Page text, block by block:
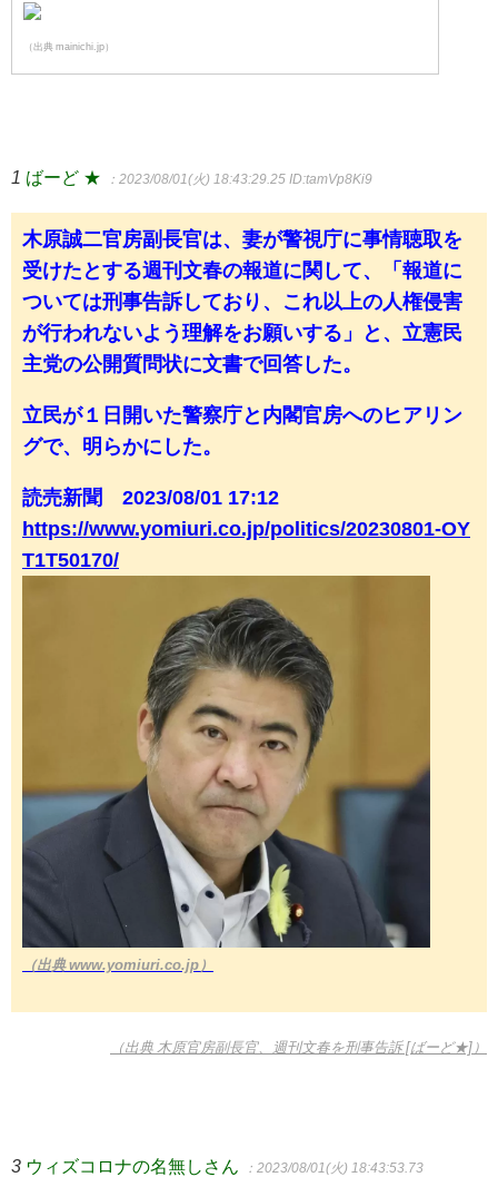
（出典 mainichi.jp）
1 ばーど ★ ：2023/08/01(火) 18:43:29.25 ID:tamVp8Ki9
木原誠二官房副長官は、妻が警視庁に事情聴取を
受けたとする週刊文春の報道に関して、「報道に
ついては刑事告訴しており、これ以上の人権侵害
が行われないよう理解をお願いする」と、立憲民
主党の公開質問状に文書で回答した。
立民が１日開いた警察庁と内閣官房へのヒアリン
グで、明らかにした。
読売新聞 2023/08/01 17:12
https://www.yomiuri.co.jp/politics/20230801-OY
T1T50170/
（出典 www.yomiuri.co.jp）
（出典 木原官房副長官、週刊文春を刑事告訴 [ばーど★]）
3 ウィズコロナの名無しさん ：2023/08/01(火) 18:43:53.73